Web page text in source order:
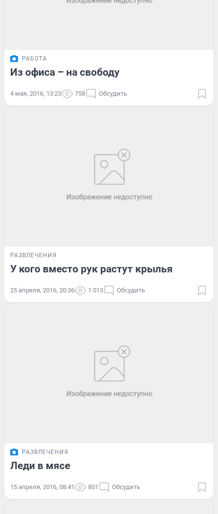
РАБОТА
Из офиса – на свободу
4 мая, 2016, 13:23 758 Обсудить
РАЗВЛЕЧЕНИЯ
У кого вместо рук растут крылья
25 апреля, 2016, 20:36 1 013 Обсудить
РАЗВЛЕЧЕНИЯ
Леди в мясе
15 апреля, 2016, 08:41 801 Обсудить